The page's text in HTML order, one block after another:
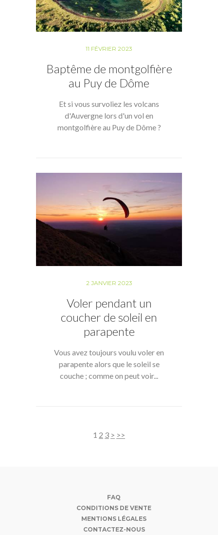
11 FÉVRIER 2023
Baptême de montgolfière
au Puy de Dôme
Et si vous survoliez les volcans
d'Auvergne lors d'un vol en
montgolfière au Puy de Dôme ?
2 JANVIER 2023
Voler pendant un
coucher de soleil en
parapente
Vous avez toujours voulu voler en
parapente alors que le soleil se
couche ; comme on peut voir...
1 2 3 > >>
FAQ
CONDITIONS DE VENTE
MENTIONS LÉGALES
CONTACTEZ-NOUS